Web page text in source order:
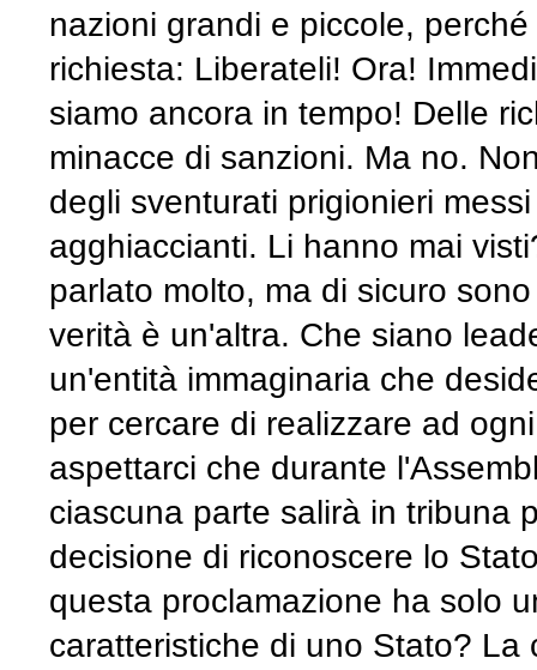
nazioni grandi e piccole,
richiesta: Liberateli! Ora!
siamo ancora in tempo! Delle
minacce di sanzioni. Ma no.
degli sventurati prigionieri
agghiaccianti. Li hanno mai
parlato molto, ma di sicuro
verità è un'altra. Che siano
un'entità immaginaria che
per cercare di realizzare ad
aspettarci che durante
ciascuna parte salirà in tribuna
decisione di riconoscere lo
questa proclamazione ha solo
caratteristiche di uno Stato?